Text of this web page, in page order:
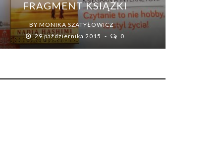
FRAGMENT KSIĄŻKI
BY MONIKA SZATYŁOWICZ
29 października 2015
0